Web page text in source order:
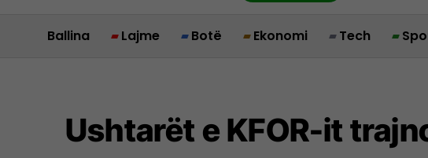
Ballina Lajme Botë Ekonomi Tech
Ushtarët e KFOR-it